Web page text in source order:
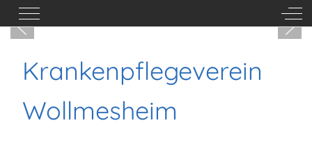
Mobile Menu Toggle Off-
Krankenpflegeverein
Wollmesheim